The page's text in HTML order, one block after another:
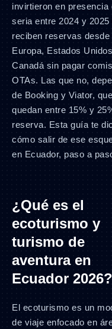
invirtieron en presencia
seria entre 2024 y 2025
reciben reservas desde
Europa, Estados
Canadá sin pagar
OTAs. Las que no,
de Booking y Viator,
quedan entre 15% y
reserva. Esta guía te
cómo salir de ese
en Ecuador, paso a
¿Qué es el
ecoturismo y
turismo de
aventura en
Ecuador 2026?
El ecoturismo es un
de viaje enfocado en